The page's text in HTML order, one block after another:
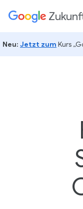
Neu: Jetzt zum Kurs